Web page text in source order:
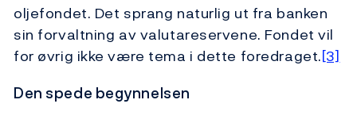
oljefondet. Det sprang naturlig ut fra banken
sin forvaltning av valutareservene. Fondet vil
for øvrig ikke være tema i dette foredraget.[3]
Den spede begynnelsen